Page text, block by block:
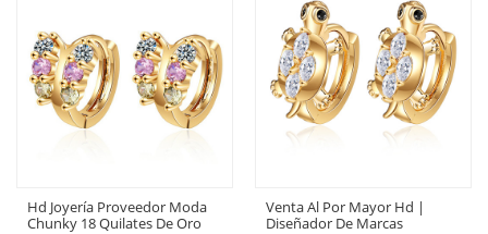
Hd Joyería Proveedor Moda
Chunky 18 Quilates De Oro
Venta Al Por Mayor Hd |
Diseñador De Marcas